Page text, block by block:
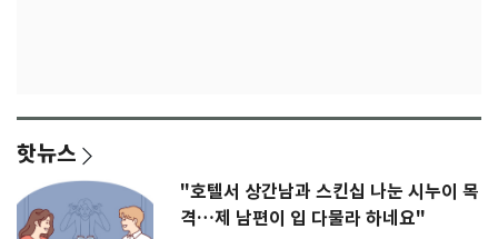
핫뉴스
"호텔서 상간남과 스킨십 나눈 시누이 목
격…제 남편이 입 다물라 하네요"